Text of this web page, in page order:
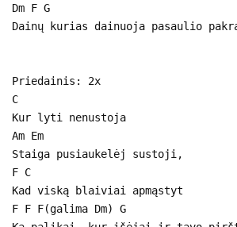
Dm F G
Dainų kurias dainuoja pasaulio
Priedainis: 2x
C
Kur lyti nenustoja
Am Em
Staiga pusiaukelėj sustoji,
F C
Kad viską blaiviai apmąstyt
F F F(galima Dm) G